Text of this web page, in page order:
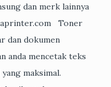
dan merk lainnya
Toner
dan dokumen
anda mencetak teks
maksimal.